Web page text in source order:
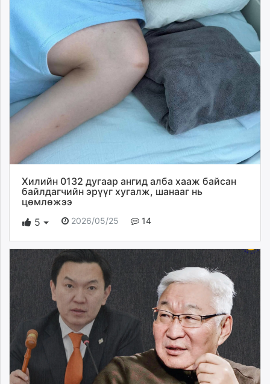
Хилийн 0132 дугаар ангид алба хааж байсан
байлдагчийн эрүүг хугалж, шанааг нь
цөмлөжээ
5
2026/05/25 14